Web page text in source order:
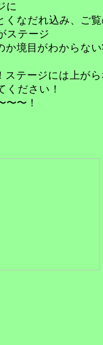
に
くなだれ込み、ご
ステージ
か境目がわからな
ステージには上が
ください！
〜〜！